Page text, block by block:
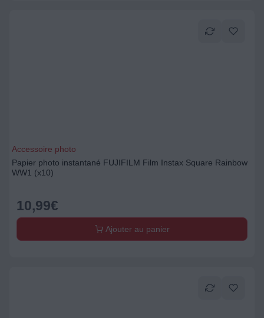
Accessoire photo
Papier photo instantané FUJIFILM Film Instax Square Rainbow
WW1 (x10)
10,99€
Ajouter au panier